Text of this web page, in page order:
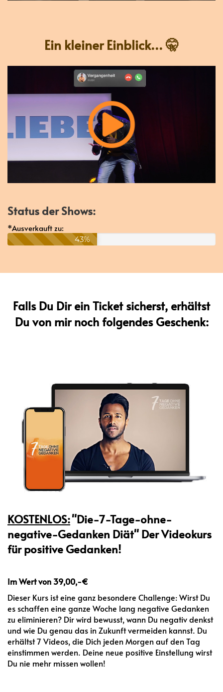
Ein kleiner Einblick... 🤫
Status der Shows:
*Ausverkauft zu:
43%
Falls Du Dir ein Ticket sicherst, erhältst
Duvon mir noch folgendes Geschenk:
KOSTENLOS:"Die-7-Tage-ohne-
negative-Gedanken Diät" Der Videokurs
für positive Gedanken!
Im Wert von 39,00,-€
Dieser Kurs ist eine ganz besondere Challenge: Wirst Du
es schaffen eine ganze Woche lang negative Gedanken
zu eliminieren? Dir wird bewusst, wann Du negativ denkst
und wie Du genau das in Zukunft vermeiden kannst. Du
erhältst 7 Videos, die Dich jeden Morgen auf den Tag
einstimmen werden. Deine neue positive Einstellung wirst
Du nie mehr missen wollen!